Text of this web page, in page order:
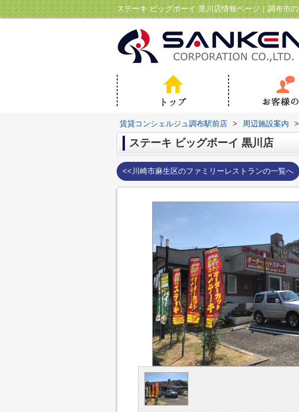
賃貸コンシェルジュ調布駅前店 > 周辺施設案内 >
ステーキ ビッグボーイ 黒川店
<<川崎市麻生区のファミリーレストランの一覧へ